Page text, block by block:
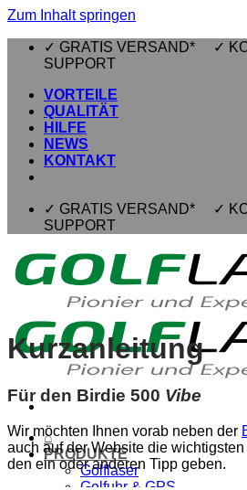
Zum Inhalt springen
✓ GRATIS VERSAND* ✓
SUPPORT
VORTEILE
QUALITÄT
HILFE
NEWS
KONTAKT
✓ GRATIS VERSAND* ✓
SUPPORT
⌂
PRODUKTE
Golflaser
Golfuhr & GPS
Kurzanleitung
Für den Birdie 500 Vibe
Wir möchten Ihnen vorab neben der
auch auf der Website die
den ein oder anderen Tipp geben.